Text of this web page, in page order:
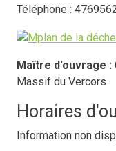
Téléphone :
Maître d'ouvrage :
Massif du Vercors
Horaires
Information non